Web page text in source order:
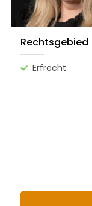
Rechtsgebied
Erfrecht